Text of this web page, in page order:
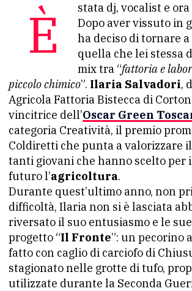
È stata dj, vocalist e ora è contadina.
Dopo aver vissuto in
ha deciso di tornare a
quella che lei stessa
mix tra “fattoria e
piccolo chimico”. Ilaria Salvadori,
Agricola Fattoria Bistecca di
vincitrice dell’Oscar Green
categoria Creatività, il premio
Coldiretti che punta a valorizzare
tanti giovani che hanno scelto per
futuro l’agricoltura.
Durante quest’ultimo anno, non
difficoltà, Ilaria non si è lasciata
riversato il suo entusiasmo e le
progetto “Il Fronte”: un pecorino
fatto con caglio di carciofo di
stagionato nelle grotte di tufo,
utilizzate durante la Seconda